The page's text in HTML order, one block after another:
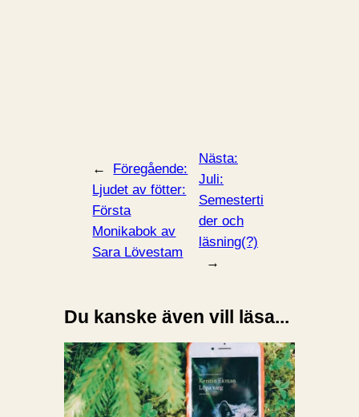
←
Föregående:
Ljudet av fötter:
Första
Monikabok av
Sara Lövestam
Nästa:
Juli:
Semesterti
der och
läsning(?)
→
Du kanske även vill läsa...